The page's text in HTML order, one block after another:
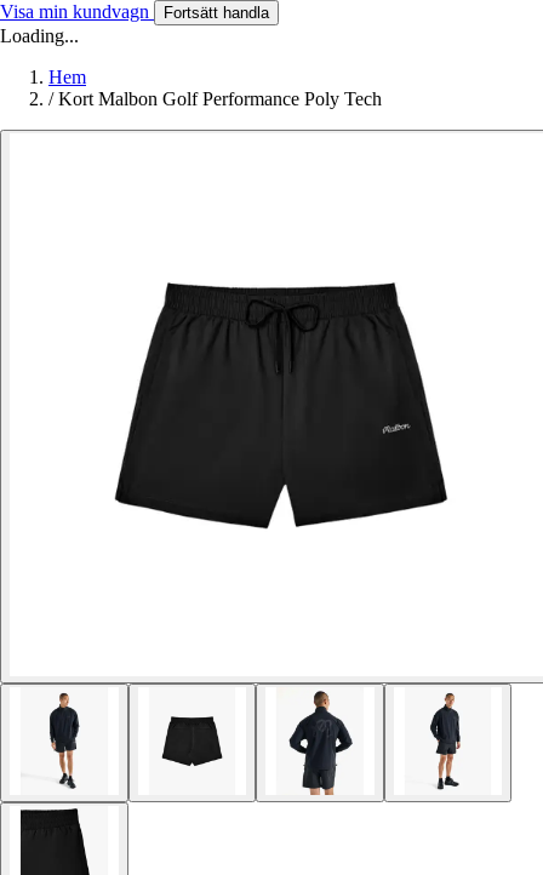
Visa min kundvagn Fortsätt handla
Loading...
Hem
/ Kort Malbon Golf Performance Poly Tech